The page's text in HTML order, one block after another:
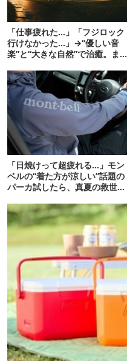
「仕事疲れた…」「フジロック
行けなかった…」→“優しい音
楽”と“大きな自然”で治癒。まだ
「日焼けって超疲れる…」モン
ベルの“着た方が涼しい”話題の
パーカ試したら、真夏の救世主